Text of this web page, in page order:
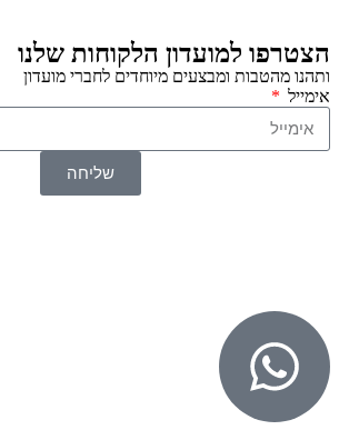
הצטרפו למועדון הלקוחות שלנו
ותהנו מהטבות ומבצעים מיוחדים לחברי מועדון
אימייל
שליחה